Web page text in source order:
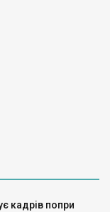
кадрів попри